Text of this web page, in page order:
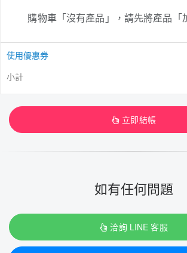
購物車「沒有產品」，請先將產品「
使用優惠券
小計
立即結帳
如有任何問題
洽詢 LINE 客服